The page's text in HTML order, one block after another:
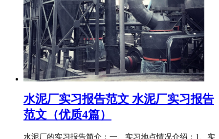
水泥厂实习报告范文 水泥厂实习报告
范文（优质4篇）
水泥厂的实习报告简介：一、实习地点情况介绍：1、实